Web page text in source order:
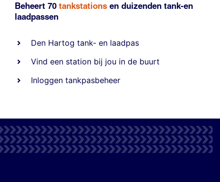
Beheert 70 tankstations en duizenden tank-en
laadpassen
Den Hartog tank- en laadpas
Vind een station bij jou in de buurt
Inloggen tankpasbeheer